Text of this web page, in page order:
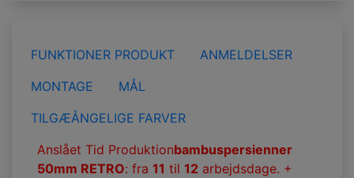
FUNKTIONER PRODUKT
ANMELDELSER
MONTAGE
MÅL
TILGÆÅNGELIGE FARVER
Anslået Tid Produktionbambuspersienner
50mm RETRO: fra 11 til 12 arbejdsdage. +